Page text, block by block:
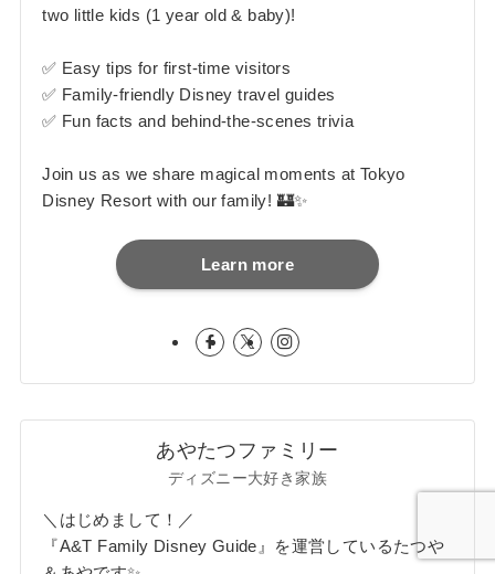
two little kids (1 year old & baby)!
✅ Easy tips for first-time visitors
✅ Family-friendly Disney travel guides
✅ Fun facts and behind-the-scenes trivia
Join us as we share magical moments at Tokyo
Disney Resort with our family! 🏰✨
Learn more
あやたつファミリー
ディズニー大好き家族
＼はじめまして！／
『A&T Family Disney Guide』を運営しているたつや